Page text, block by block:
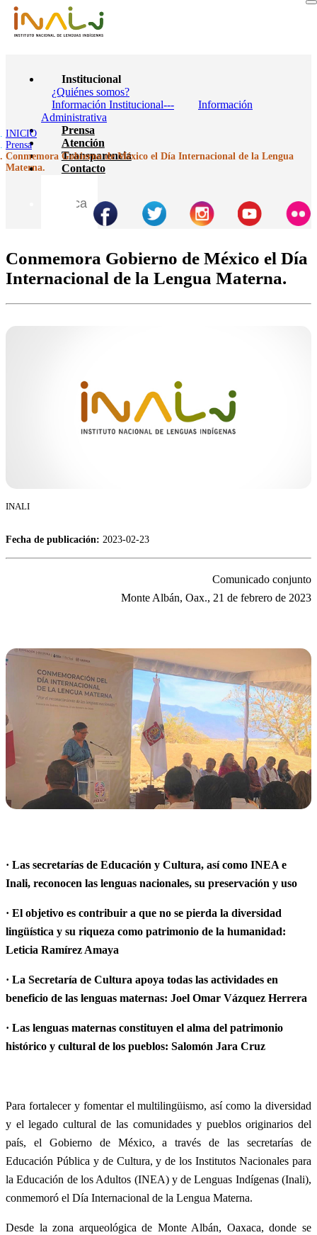
Institucional
¿Quiénes somos?
Información Institucional---
Información
Administrativa
Prensa
Atención
Transparencia
Contacto
INICIO
Prensa
Conmemora Gobierno de México el Día Internacional de la Lengua
Materna.
Conmemora Gobierno de México el Día
Internacional de la Lengua Materna.
INALI
Fecha de publicación: 2023-02-23
Comunicado conjunto
Monte Albán, Oax., 21 de febrero de 2023
· Las secretarías de Educación y Cultura, así como INEA e
Inali, reconocen las lenguas nacionales, su preservación y uso
· El objetivo es contribuir a que no se pierda la diversidad
lingüística y su riqueza como patrimonio de la humanidad:
Leticia Ramírez Amaya
· La Secretaría de Cultura apoya todas las actividades en
beneficio de las lenguas maternas: Joel Omar Vázquez Herrera
· Las lenguas maternas constituyen el alma del patrimonio
histórico y cultural de los pueblos: Salomón Jara Cruz
Para fortalecer y fomentar el multilingüismo, así como la diversidad
y el legado cultural de las comunidades y pueblos originarios del
país, el Gobierno de México, a través de las secretarías de
Educación Pública y de Cultura, y de los Institutos Nacionales para
la Educación de los Adultos (INEA) y de Lenguas Indígenas (Inali),
conmemoró el Día Internacional de la Lengua Materna.
Desde la zona arqueológica de Monte Albán, Oaxaca, donde se